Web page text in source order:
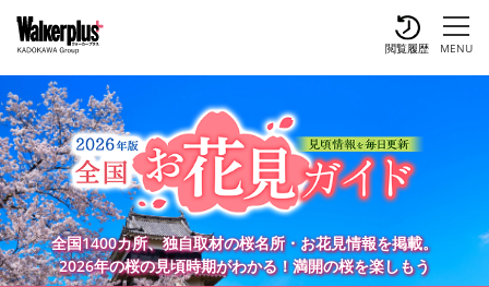
MENU
閲覧履歴
全国1400カ所、独自取材の桜名所・お花見情報を掲載。
2026年の桜の見頃時期がわかる！満開の桜を楽しもう